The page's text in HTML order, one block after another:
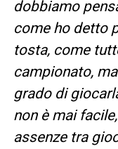
dobbiamo
come ho detto
tosta, come
campionato,
grado di
non è mai
assenze tra